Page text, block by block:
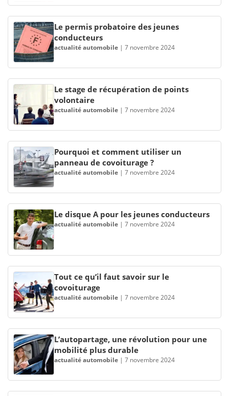
Le permis probatoire des jeunes
conducteurs
actualité automobile | 7 novembre 2024
Le stage de récupération de points
volontaire
actualité automobile | 7 novembre 2024
Pourquoi et comment utiliser un
panneau de covoiturage ?
actualité automobile | 7 novembre 2024
Le disque A pour les jeunes conducteurs
actualité automobile | 7 novembre 2024
Tout ce qu’il faut savoir sur le
covoiturage
actualité automobile | 7 novembre 2024
L’autopartage, une révolution pour une
mobilité plus durable
actualité automobile | 7 novembre 2024